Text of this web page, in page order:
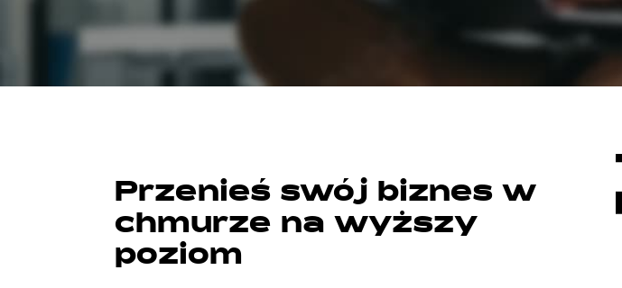
Przenieś swój biznes w
chmurze na wyższy
poziom